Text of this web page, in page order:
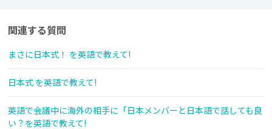
関連する質問
まさに日本式！ を英語で教えて!
日本式 を英語で教えて!
英語で会議中に海外の相手に「日本メンバーと日本語で話しても良
い？を英語で教えて!